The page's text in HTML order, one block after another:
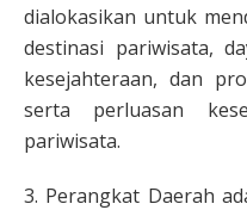
dialokasikan untuk
destinasi pariwisata,
kesejahteraan, dan
serta perluasan
pariwisata.
3. Perangkat Daerah